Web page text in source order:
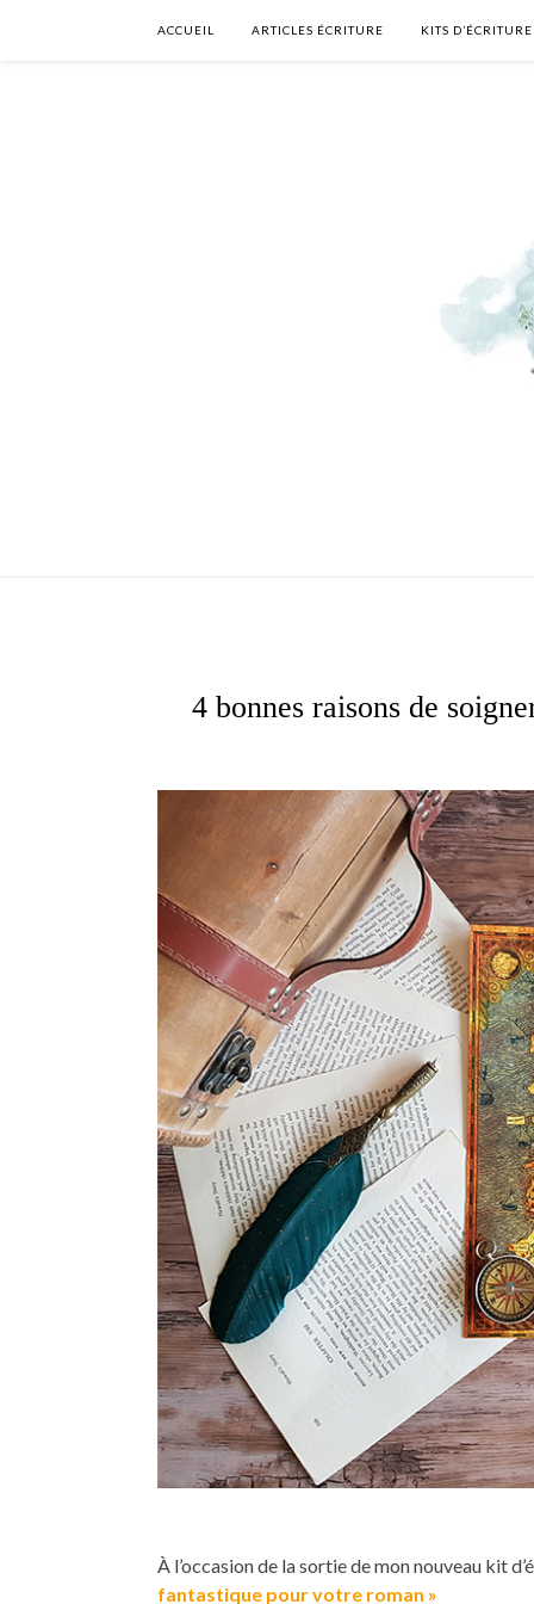
ACCUEIL ARTICLES ÉCRITURE KITS D’ÉCRITURE
4 bonnes raisons de
À l’occasion de la sortie de mon nouveau kit
fantastique pour votre roman »